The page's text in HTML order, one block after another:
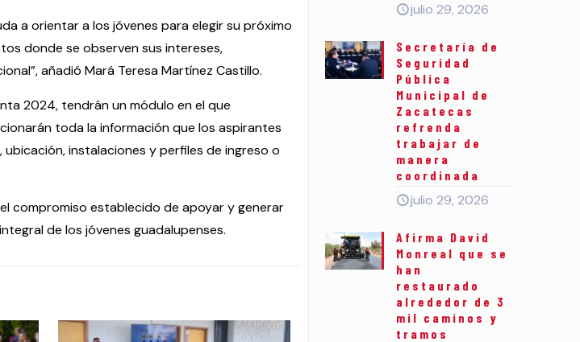
a orientar a los jóvenes para elegir su próximo
donde se observen sus intereses,
añadió Mará Teresa Martínez Castillo.
2024, tendrán un módulo en el que
toda la información que los aspirantes
instalaciones y perfiles de ingreso o
compromiso establecido de apoyar y generar
de los jóvenes guadalupenses.
julio 29, 2026
Secretaría de
Seguridad
Pública
Municipal de
Zacatecas
refrenda
trabajar de
manera
coordinada
julio 29, 2026
Afirma David
Monreal que se
han
restaurado
alrededor de 3
mil caminos y
tramos